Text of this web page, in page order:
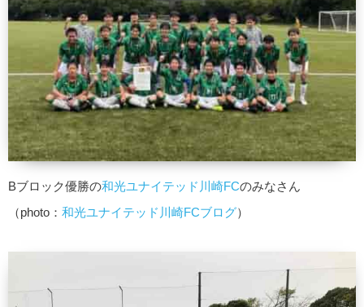
Bブロック優勝の和光ユナイテッド川崎FCのみなさん
（photo： 和光ユナイテッド川崎FCブログ）